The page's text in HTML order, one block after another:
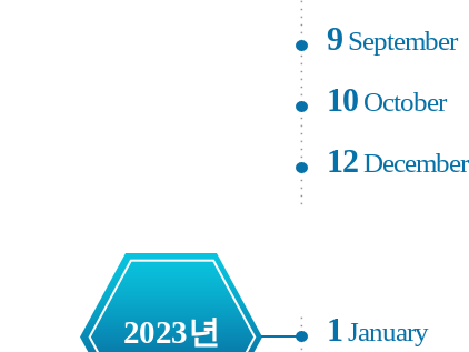
9 September
10 October
12December
2023년 1January